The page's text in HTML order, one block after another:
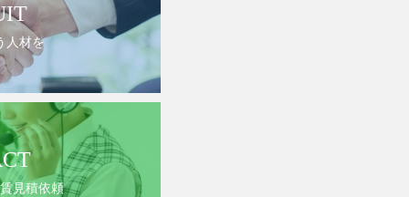
人材を
見積依頼